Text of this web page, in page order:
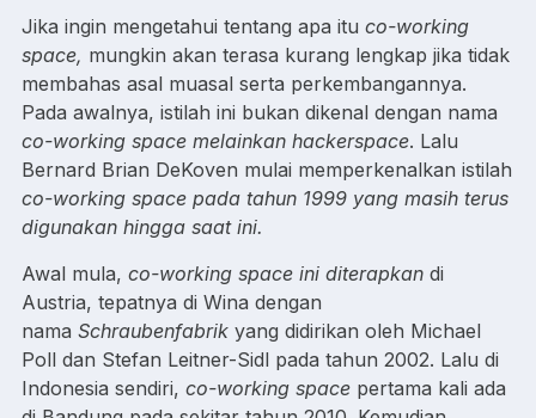
Jika ingin mengetahui tentang apa itu co-working
space, mungkin akan terasa kurang lengkap jika tidak
membahas asal muasal serta perkembangannya.
Pada awalnya, istilah ini bukan dikenal dengan nama
co-working space melainkan hackerspace. Lalu
Bernard Brian DeKoven mulai memperkenalkan istilah
co-working space pada tahun 1999 yang masih terus
digunakan hingga saat ini.
Awal mula, co-working space ini diterapkan di
Austria, tepatnya di Wina dengan
nama Schraubenfabrik yang didirikan oleh Michael
Poll dan Stefan Leitner-Sidl pada tahun 2002. Lalu di
Indonesia sendiri, co-working space pertama kali ada